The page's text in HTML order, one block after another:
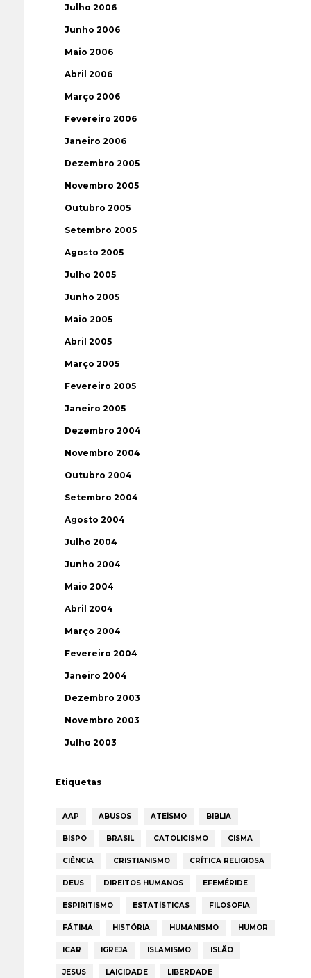
Julho 2006
Junho 2006
Maio 2006
Abril 2006
Março 2006
Fevereiro 2006
Janeiro 2006
Dezembro 2005
Novembro 2005
Outubro 2005
Setembro 2005
Agosto 2005
Julho 2005
Junho 2005
Maio 2005
Abril 2005
Março 2005
Fevereiro 2005
Janeiro 2005
Dezembro 2004
Novembro 2004
Outubro 2004
Setembro 2004
Agosto 2004
Julho 2004
Junho 2004
Maio 2004
Abril 2004
Março 2004
Fevereiro 2004
Janeiro 2004
Dezembro 2003
Novembro 2003
Julho 2003
Etiquetas
AAP ABUSOS ATEÍSMO BIBLIA
BISPO BRASIL CATOLICISMO CISMA
CIÊNCIA CRISTIANISMO CRÍTICA RELIGIOSA
DEUS DIREITOS HUMANOS EFEMÉRIDE
ESPIRITISMO ESTATÍSTICAS FILOSOFIA
FÁTIMA HISTÓRIA HUMANISMO HUMOR
ICAR IGREJA ISLAMISMO ISLÃO
JESUS LAICIDADE LIBERDADE